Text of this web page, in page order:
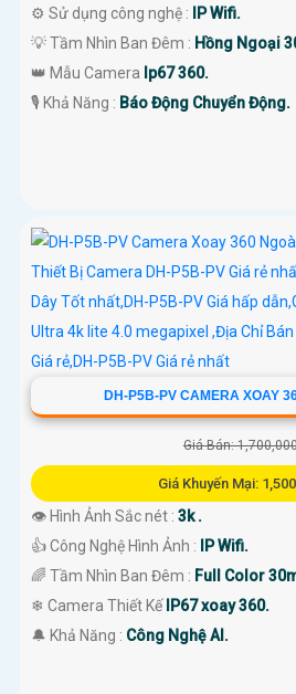
⚙ Sử dụng công nghệ :
IP Wifi.
💡 Tầm Nhìn Ban Đêm : Hồng Ngoại
👑 Mẫu Camera Ip67 360.
️🎙 Khả Năng : Báo Động Chuyển Động.
DH-P5B-PV CAMERA XOAY
Giá Bán:
Giá Khuyến Mại:
👁 Hình Ảnh Sắc nét : 3k .
👍 Công Nghệ Hình Ảnh :
IP Wifi.
🌈 Tầm Nhìn Ban Đêm : Full Color
❄ Camera Thiết Kế IP67 xoay 360.
️🔔 Khả Năng : Công Nghệ AI.